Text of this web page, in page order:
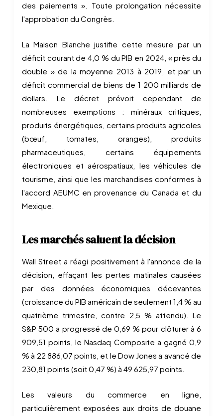
des paiements ». Toute prolongation nécessite
l'approbation du Congrès.
La Maison Blanche justifie cette mesure par un
déficit courant de 4,0 % du PIB en 2024, « près du
double » de la moyenne 2013 à 2019, et par un
déficit commercial de biens de 1 200 milliards de
dollars. Le décret prévoit cependant de
nombreuses exemptions : minéraux critiques,
produits énergétiques, certains produits agricoles
(bœuf, tomates, oranges), produits
pharmaceutiques, certains équipements
électroniques et aérospatiaux, les véhicules de
tourisme, ainsi que les marchandises conformes à
l'accord AEUMC en provenance du Canada et du
Mexique.
Les marchés saluent la décision
Wall Street a réagi positivement à l'annonce de la
décision, effaçant les pertes matinales causées
par des données économiques décevantes
(croissance du PIB américain de seulement 1,4 % au
quatrième trimestre, contre 2,5 % attendu). Le
S&P 500 a progressé de 0,69 % pour clôturer à 6
909,51 points, le Nasdaq Composite a gagné 0,9
% à 22 886,07 points, et le Dow Jones a avancé de
230,81 points (soit 0,47 %) à 49 625,97 points.
Les valeurs du commerce en ligne,
particulièrement exposées aux droits de douane